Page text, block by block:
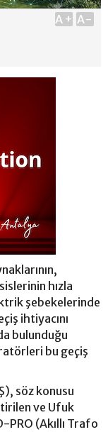
A+ A-
hızla
şebekelerinde
ihtiyacını
bulunduğu
bu geçiş
söz konusu
ve Ufuk
PRO (Akıllı Trafo